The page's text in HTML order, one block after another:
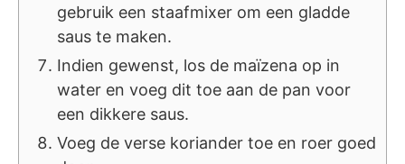
gebruik een staafmixer om een gladde
saus te maken.
Indien gewenst, los de maïzena op in
water en voeg dit toe aan de pan voor
een dikkere saus.
Voeg de verse koriander toe en roer goed